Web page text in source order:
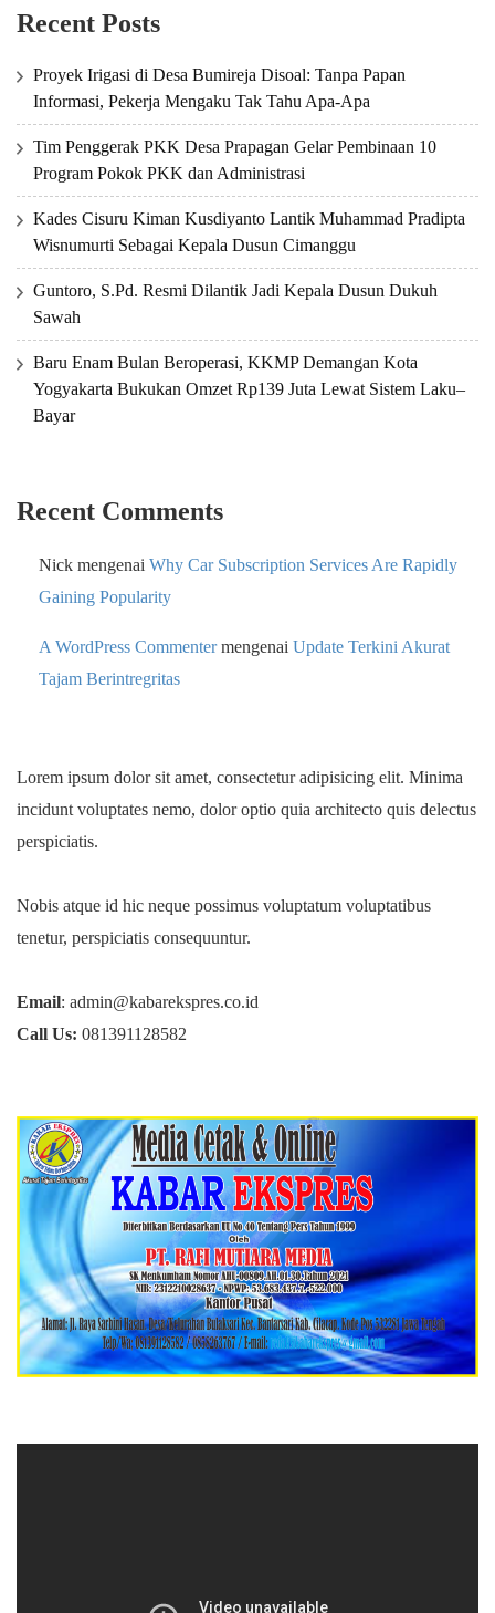
Recent Posts
Proyek Irigasi di Desa Bumireja Disoal: Tanpa Papan
Informasi, Pekerja Mengaku Tak Tahu Apa-Apa
Tim Penggerak PKK Desa Prapagan Gelar Pembinaan 10
Program Pokok PKK dan Administrasi
Kades Cisuru Kiman Kusdiyanto Lantik Muhammad Pradipta
Wisnumurti Sebagai Kepala Dusun Cimanggu
Guntoro, S.Pd. Resmi Dilantik Jadi Kepala Dusun Dukuh
Sawah
Baru Enam Bulan Beroperasi, KKMP Demangan Kota
Yogyakarta Bukukan Omzet Rp139 Juta Lewat Sistem Laku–
Bayar
Recent Comments
Nick mengenai Why Car Subscription Services Are Rapidly
Gaining Popularity
A WordPress Commentermengenai Update Terkini Akurat
Tajam Berintregritas
Lorem ipsum dolor sit amet, consectetur adipisicing elit. Minima
incidunt voluptates nemo, dolor optio quia architecto quis delectus
perspiciatis.
Nobis atque id hic neque possimus voluptatum voluptatibus
tenetur, perspiciatis consequuntur.
Email: admin@kabarekspres.co.id
Call Us: 081391128582